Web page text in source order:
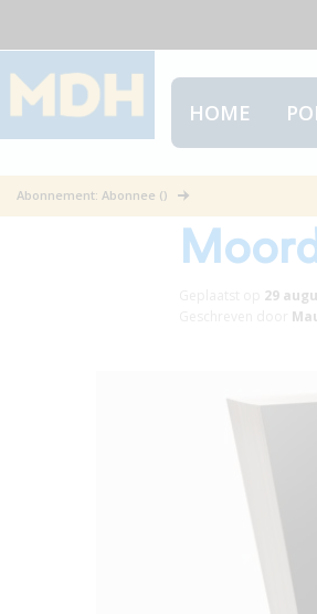
HOME
Abonnement: Abonnee ()
Het
29